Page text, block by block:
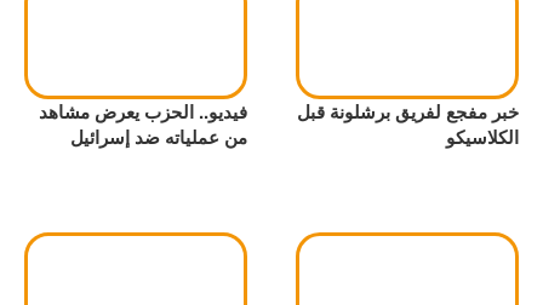
خبر مفجع لفريق برشلونة قبل
الكلاسيكو
فيديو.. الحزب يعرض مشاهد
من عملياته ضد إسرائيل